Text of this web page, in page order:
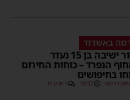
באשדוד
בחור ישיבה בן 15 נעדר
הנפרד – כוחות החירום
בחיפושים
דויטש 18:32 1 תגובות